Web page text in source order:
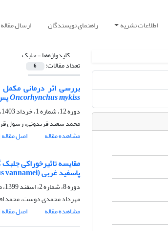
اطلاعات نشریه راهنمای نویسندگان ارسال مقاله
کلیدواژه‌ها =جلبک
تعداد مقالات: 6
بررسی اثر درمانی
Oncorhynchus mykiss
دوره 12، شماره 1، خرداد 1403، صفحه
محمد سعید فریدونی، رسول
مشاهده مقاله
اصل مقاله
پاسفید غربی (Litopenaeus vannamei)
دوره 8، شماره 2، اسفند 1399، صفحه
مهرداد محمدی دوست، محمد
مشاهده مقاله
اصل مقاله